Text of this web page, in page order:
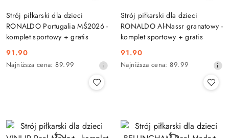
Strój piłkarski dla dzieci
RONALDO Portugalia MŚ2026 -
komplet sportowy + gratis
Cena
promocyjna:
91.90
Najniższa
obniżką
Najniższa cena: 89.99
Strój piłkarski dla dzieci
RONALDO Al-Nassr granatowy -
komplet sportowy + gratis
Cena
promocyjna:
91.90
Najniższa
obniżką
Najniższa cena: 89.99